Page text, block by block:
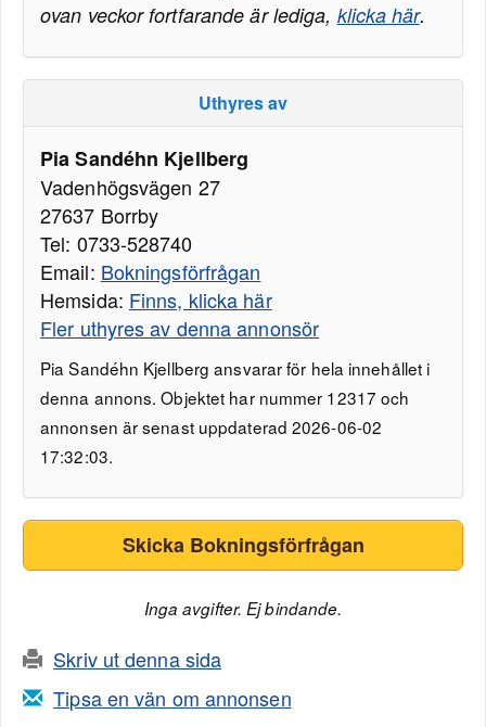
ovan veckor fortfarande är lediga, klicka här.
Uthyres av
Pia Sandéhn Kjellberg
Vadenhögsvägen 27
27637 Borrby
Tel: 0733-528740
Email: Bokningsförfrågan
Hemsida: Finns, klicka här
Fler uthyres av denna annonsör
Pia Sandéhn Kjellberg ansvarar för hela innehållet i
denna annons. Objektet har nummer 12317 och
annonsen är senast uppdaterad 2026-06-02
17:32:03.
Skicka Bokningsförfrågan
Inga avgifter. Ej bindande.
Skriv ut denna sida
Tipsa en vän om annonsen